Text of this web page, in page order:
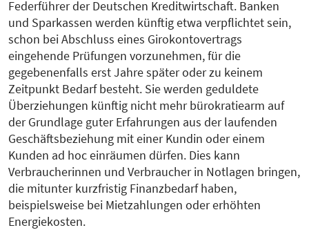
Federführer der Deutschen Kreditwirtschaft. Banken
und Sparkassen werden künftig etwa verpflichtet sein,
schon bei Abschluss eines Girokontovertrags
eingehende Prüfungen vorzunehmen, für die
gegebenenfalls erst Jahre später oder zu keinem
Zeitpunkt Bedarf besteht. Sie werden geduldete
Überziehungen künftig nicht mehr bürokratiearm auf
der Grundlage guter Erfahrungen aus der laufenden
Geschäftsbeziehung mit einer Kundin oder einem
Kunden ad hoc einräumen dürfen. Dies kann
Verbraucherinnen und Verbraucher in Notlagen bringen,
die mitunter kurzfristig Finanzbedarf haben,
beispielsweise bei Mietzahlungen oder erhöhten
Energiekosten.